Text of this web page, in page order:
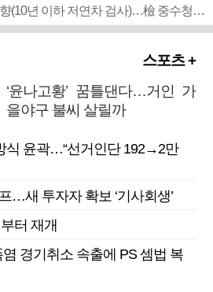
■ 검사 신분 버리고 직급하향(10년 이하 저연차 검사)…檢 중수청행 기피
스포츠 +
‘윤나고황’ 꿈틀댄다…거인 가
을야구 불씨 살릴까
식 윤곽…“선거인단 192→2만
…새 투자자 확보 ‘기사회생’
터 재개
경기취소 속출에 PS 셈법 복